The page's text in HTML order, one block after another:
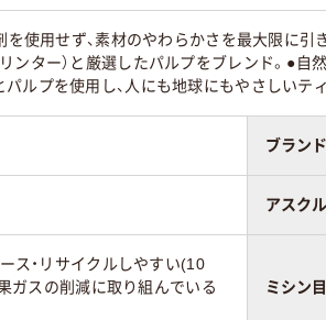
を使用せず、素材のやわらかさを最大限に
ンター）と厳選したパルプをブレンド。●
ルプを使用し、人にも地球にもやさしいテ
ブラン
アスク
ス・リサイクルしやすい(10
ガスの削減に取り組んでいる
ミシン目